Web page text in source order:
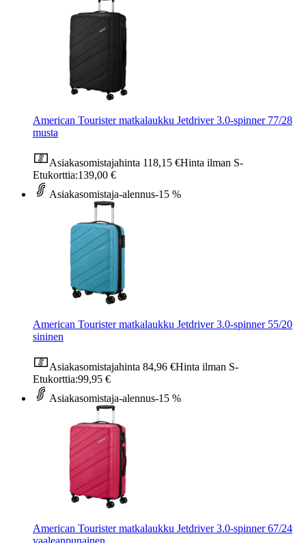
American Tourister matkalaukku Jetdriver 3.0-spinner 77/28
musta
Asiakasomistajahinta 118,15 €Hinta ilman S-
Etukorttia:139,00 €
Asiakasomistaja-alennus-15 %
American Tourister matkalaukku Jetdriver 3.0-spinner 55/20
sininen
Asiakasomistajahinta 84,96 €Hinta ilman S-
Etukorttia:99,95 €
Asiakasomistaja-alennus-15 %
American Tourister matkalaukku Jetdriver 3.0-spinner 67/24